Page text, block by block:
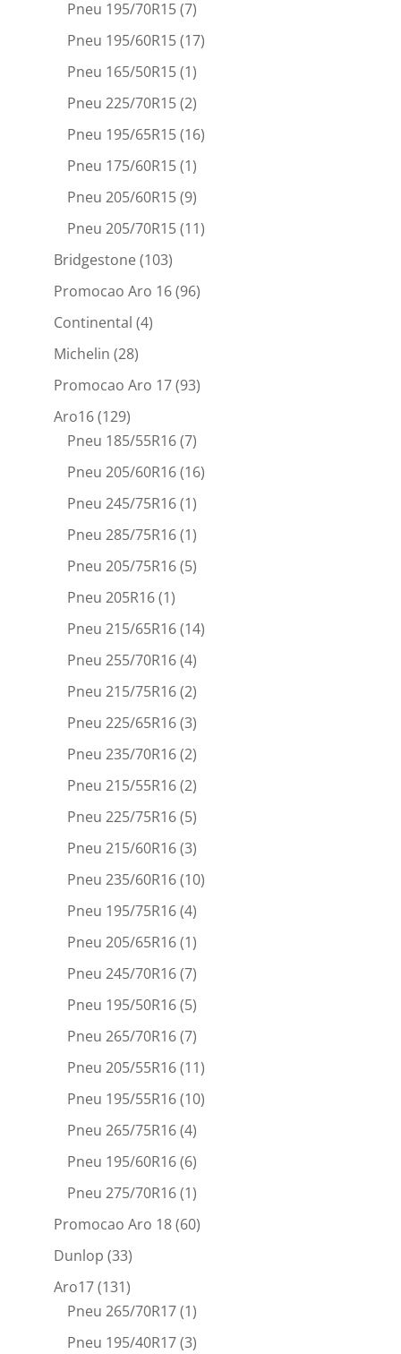
Pneu 195/70R15(7)
Pneu 195/60R15(17)
Pneu 165/50R15(1)
Pneu 225/70R15(2)
Pneu 195/65R15(16)
Pneu 175/60R15(1)
Pneu 205/60R15(9)
Pneu 205/70R15(11)
Bridgestone(103)
Promocao Aro 16(96)
Continental (4)
Michelin (28)
Promocao Aro 17(93)
Aro16(129)
Pneu 185/55R16(7)
Pneu 205/60R16(16)
Pneu 245/75R16(1)
Pneu 285/75R16(1)
Pneu 205/75R16(5)
Pneu 205R16(1)
Pneu 215/65R16(14)
Pneu 255/70R16(4)
Pneu 215/75R16(2)
Pneu 225/65R16(3)
Pneu 235/70R16(2)
Pneu 215/55R16(2)
Pneu 225/75R16(5)
Pneu 215/60R16(3)
Pneu 235/60R16(10)
Pneu 195/75R16(4)
Pneu 205/65R16(1)
Pneu 245/70R16(7)
Pneu 195/50R16(5)
Pneu 265/70R16(7)
Pneu 205/55R16(11)
Pneu 195/55R16(10)
Pneu 265/75R16(4)
Pneu 195/60R16(6)
Pneu 275/70R16(1)
Promocao Aro 18(60)
Dunlop (33)
Aro17(131)
Pneu 265/70R17(1)
Pneu 195/40R17(3)